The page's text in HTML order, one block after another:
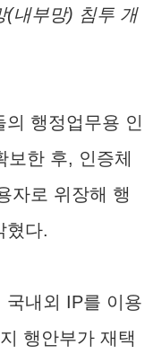
내부망) 침투 개
행정업무용 인
한 후, 인증체
자로 위장해 행
혔다.
내외 IP를 이용
행안부가 재택